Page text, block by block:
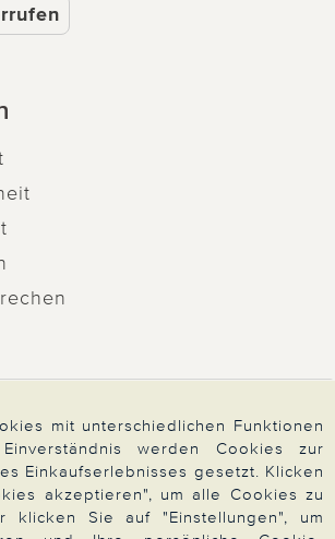
mit unterschiedlichen Funktionen
werden Cookies zur
Einkaufserlebnisses gesetzt. Klicken
akzeptieren", um alle Cookies zu
klicken Sie auf "Einstellungen", um